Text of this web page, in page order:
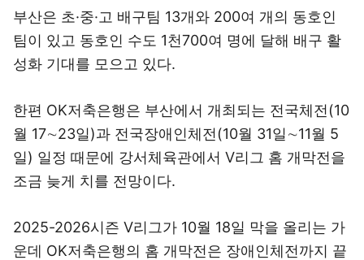
부산은 초·중·고 배구팀 13개와 200여 개의 동호인
팀이 있고 동호인 수도 1천700여 명에 달해 배구 활
성화 기대를 모으고 있다.
한편 OK저축은행은 부산에서 개최되는 전국체전(10
월 17∼23일)과 전국장애인체전(10월 31일∼11월 5
일) 일정 때문에 강서체육관에서 V리그 홈 개막전을
조금 늦게 치를 전망이다.
2025-2026시즌 V리그가 10월 18일 막을 올리는 가
운데 OK저축은행의 홈 개막전은 장애인체전까지 끝